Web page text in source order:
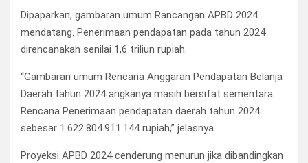
Dipaparkan, gambaran umum Rancangan APBD 2024
mendatang. Penerimaan pendapatan pada tahun 2024
direncanakan senilai 1,6 triliun rupiah.
“Gambaran umum Rencana Anggaran Pendapatan Belanja
Daerah tahun 2024 angkanya masih bersifat sementara.
Rencana Penerimaan pendapatan daerah tahun 2024
sebesar 1.622.804.911.144 rupiah,” jelasnya.
Proyeksi APBD 2024 cenderung menurun jika dibandingkan